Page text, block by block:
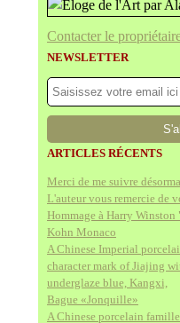
Contacter le
NEWSLETTER
ARTICLES RÉCENTS
Merci de me suivre
L'auteur vous remercie de
Hommage à Harry
Kohn Monaco
A Chinese Imperial
character mark of Jiajing
underglaze blue, Kangxi,
Bague «Jonquille»
A Chinese porcelain